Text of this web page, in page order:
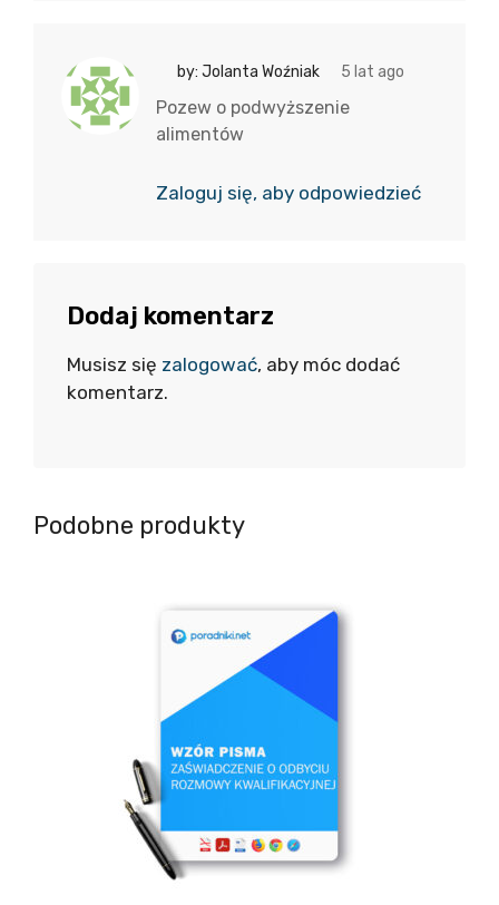
by: Jolanta Woźniak 5 lat ago
Pozew o podwyższenie
alimentów
Zaloguj się, aby odpowiedzieć
Dodaj komentarz
Musisz się zalogować, aby móc dodać
komentarz.
Podobne produkty